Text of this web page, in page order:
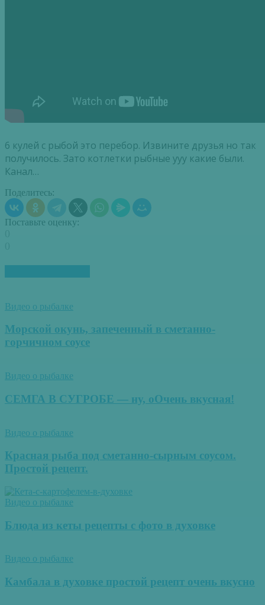
6 кулей с рыбой это перебор. Извините друзья но так
получилось. Зато котлетки рыбные ууу какие были.
Канал…
Поделитесь:
Поставьте оценку:
Видео о рыбалке
Морской окунь, запеченный в сметанно-
горчичном соусе
Видео о рыбалке
СЕМГА В СУГРОБЕ — ну, оОчень вкусная!
Видео о рыбалке
Красная рыба под сметанно-сырным соусом.
Простой рецепт.
Видео о рыбалке
Блюда из кеты рецепты с фото в духовке
Видео о рыбалке
Камбала в духовке простой рецепт очень вкусно